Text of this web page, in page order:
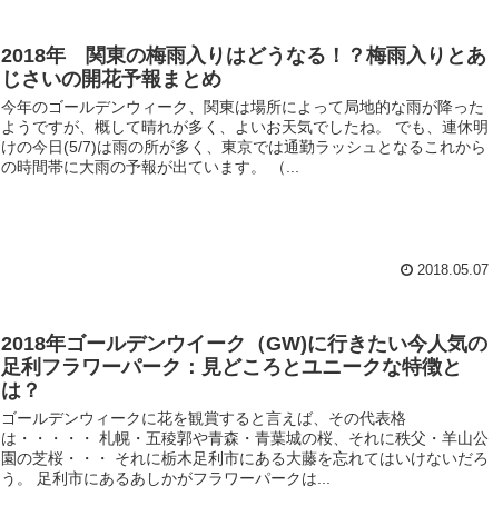
2018年 関東の梅雨入りはどうなる！？梅雨入りとあ
じさいの開花予報まとめ
今年のゴールデンウィーク、関東は場所によって局地的な雨が降った
ようですが、概して晴れが多く、よいお天気でしたね。 でも、連休明
けの今日(5/7)は雨の所が多く、東京では通勤ラッシュとなるこれから
の時間帯に大雨の予報が出ています。 （...
2018.05.07
2018年ゴールデンウイーク（GW)に行きたい今人気の
足利フラワーパーク：見どころとユニークな特徴と
は？
ゴールデンウィークに花を観賞すると言えば、その代表格
は・・・・・ 札幌・五稜郭や青森・青葉城の桜、それに秩父・羊山公
園の芝桜・・・ それに栃木足利市にある大藤を忘れてはいけないだろ
う。 足利市にあるあしかがフラワーパークは...